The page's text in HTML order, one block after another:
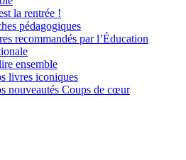
la rentrée !
pédagogiques
recommandés par l’Éducation
ensemble
livres iconiques
nouveautés Coups de cœur